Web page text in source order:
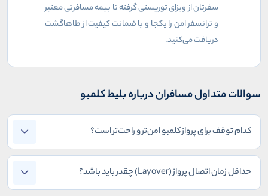
سفرتان از ویزای توریستی گرفته تا بیمه مسافرتی معتبر
و ترانسفر امن را یکجا و با ضمانت کیفیت از طاهاگشت
دریافت می‌کنید.
سوالات متداول مسافران درباره بلیط کلمبو
کدام توقف برای پرواز کلمبو امن‌تر و راحت‌تر است؟
حداقل زمان اتصال پرواز (Layover) چقدر باید باشد؟